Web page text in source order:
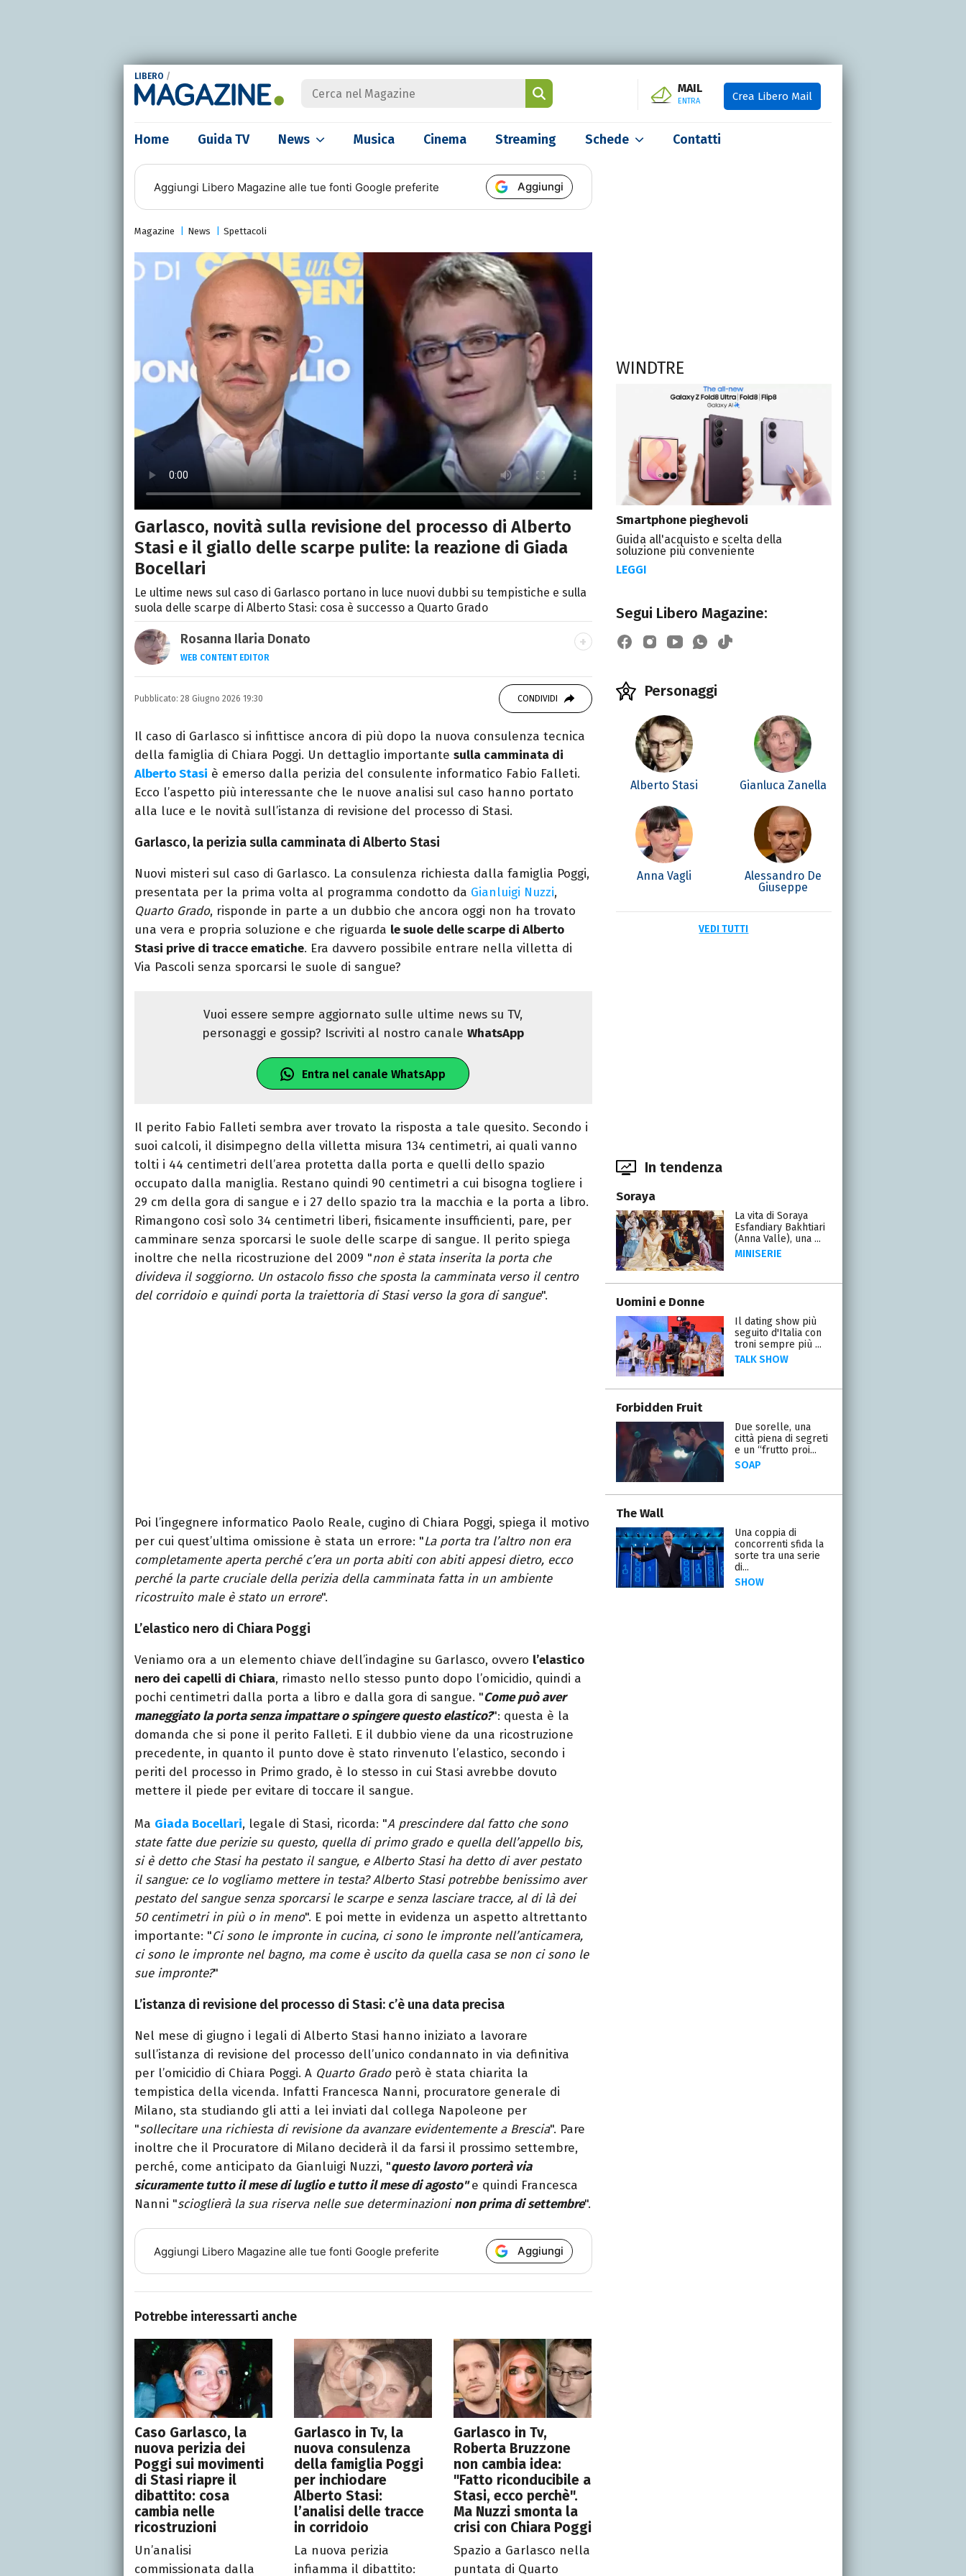
LIBERO /
MAIL
ENTRA Crea Libero Mail
Home Guida TV News Musica Cinema Streaming Schede Contatti
Aggiungi Libero Magazine alle tue fonti Google preferite Aggiungi
Magazine News Spettacoli
Garlasco, novità sulla revisione del processo di Alberto
Stasi e il giallo delle scarpe pulite: la reazione di Giada
Bocellari
Le ultime news sul caso di Garlasco portano in luce nuovi dubbi su tempistiche e sulla
suola delle scarpe di Alberto Stasi: cosa è successo a Quarto Grado
Rosanna Ilaria Donato
WEB CONTENT EDITOR
Laureata in Linguaggi dei Media, mi dedico al mondo
dell’intrattenimento da 10 anni. Ho lavorato come web content editor
Pubblicato: 28 Giugno 2026 19:30 CONDIVIDI
Il caso di Garlasco si infittisce ancora di più dopo la nuova consulenza tecnica
della famiglia di Chiara Poggi. Un dettaglio importante sulla camminata di
Alberto Stasi è emerso dalla perizia del consulente informatico Fabio Falleti.
Ecco l’aspetto più interessante che le nuove analisi sul caso hanno portato
alla luce e le novità sull’istanza di revisione del processo di Stasi.
Garlasco, la perizia sulla camminata di Alberto Stasi
Nuovi misteri sul caso di Garlasco. La consulenza richiesta dalla famiglia Poggi,
presentata per la prima volta al programma condotto da Gianluigi Nuzzi,
Quarto Grado, risponde in parte a un dubbio che ancora oggi non ha trovato
una vera e propria soluzione e che riguarda le suole delle scarpe di Alberto
Stasi prive di tracce ematiche. Era davvero possibile entrare nella villetta di
Via Pascoli senza sporcarsi le suole di sangue?
Vuoi essere sempre aggiornato sulle ultime news su TV,
personaggi e gossip? Iscriviti al nostro canaleWhatsApp
Entra nel canale WhatsApp
Il perito Fabio Falleti sembra aver trovato la risposta a tale quesito. Secondo i
suoi calcoli, il disimpegno della villetta misura 134 centimetri, ai quali vanno
tolti i 44 centimetri dell’area protetta dalla porta e quelli dello spazio
occupato dalla maniglia. Restano quindi 90 centimetri a cui bisogna togliere i
29 cm della gora di sangue e i 27 dello spazio tra la macchia e la porta a libro.
Rimangono così solo 34 centimetri liberi, fisicamente insufficienti, pare, per
camminare senza sporcarsi le suole delle scarpe di sangue. Il perito spiega
inoltre che nella ricostruzione del 2009 "non è stata inserita la porta che
divideva il soggiorno. Un ostacolo fisso che sposta la camminata verso il centro
del corridoio e quindi porta la traiettoria di Stasi verso la gora di sangue".
Poi l’ingegnere informatico Paolo Reale, cugino di Chiara Poggi, spiega il motivo
per cui quest’ultima omissione è stata un errore: "La porta tra l’altro non era
completamente aperta perché c’era un porta abiti con abiti appesi dietro, ecco
perché la parte cruciale della perizia della camminata fatta in un ambiente
ricostruito male è stato un errore".
L’elastico nero di Chiara Poggi
Veniamo ora a un elemento chiave dell’indagine su Garlasco, ovvero l’elastico
nero dei capelli di Chiara, rimasto nello stesso punto dopo l’omicidio, quindi a
pochi centimetri dalla porta a libro e dalla gora di sangue. "Come può aver
maneggiato la porta senza impattare o spingere questo elastico?": questa è la
domanda che si pone il perito Falleti. E il dubbio viene da una ricostruzione
precedente, in quanto il punto dove è stato rinvenuto l’elastico, secondo i
periti del processo in Primo grado, è lo stesso in cui Stasi avrebbe dovuto
mettere il piede per evitare di toccare il sangue.
Ma Giada Bocellari, legale di Stasi, ricorda: "A prescindere dal fatto che sono
state fatte due perizie su questo, quella di primo grado e quella dell’appello bis,
si è detto che Stasi ha pestato il sangue, e Alberto Stasi ha detto di aver pestato
il sangue: ce lo vogliamo mettere in testa? Alberto Stasi potrebbe benissimo aver
pestato del sangue senza sporcarsi le scarpe e senza lasciare tracce, al di là dei
50 centimetri in più o in meno". E poi mette in evidenza un aspetto altrettanto
importante: "Ci sono le impronte in cucina, ci sono le impronte nell’anticamera,
ci sono le impronte nel bagno, ma come è uscito da quella casa se non ci sono le
sue impronte?"
L’istanza di revisione del processo di Stasi: c’è una data precisa
Nel mese di giugno i legali di Alberto Stasi hanno iniziato a lavorare
sull’istanza di revisione del processo dell’unico condannato in via definitiva
per l’omicidio di Chiara Poggi. A Quarto Gradoperò è stata chiarita la
tempistica della vicenda. Infatti Francesca Nanni, procuratore generale di
Milano, sta studiando gli atti a lei inviati dal collega Napoleone per
"sollecitare una richiesta di revisione da avanzare evidentemente a Brescia". Pare
inoltre che il Procuratore di Milano deciderà il da farsi il prossimo settembre,
perché, come anticipato da Gianluigi Nuzzi, "questo lavoro porterà via
sicuramente tutto il mese di luglio e tutto il mese di agosto"e quindi Francesca
Nanni "scioglierà la sua riserva nelle sue determinazioninon prima di settembre".
Aggiungi Libero Magazine alle tue fonti Google preferite Aggiungi
Potrebbe interessarti anche
Caso Garlasco, la
nuova perizia dei
Poggi sui movimenti
di Stasi riapre il
dibattito: cosa
cambia nelle
ricostruzioni
Un’analisi
commissionata dalla
Garlasco in Tv, la
nuova consulenza
della famiglia Poggi
per inchiodare
Alberto Stasi:
l’analisi delle tracce
in corridoio
La nuova perizia
infiamma il dibattito:
Garlasco in Tv,
Roberta Bruzzone
non cambia idea:
"Fatto riconducibile a
Stasi, ecco perchè".
Ma Nuzzi smonta la
crisi con Chiara Poggi
Spazio a Garlasco nella
puntata di Quarto
WINDTRE
Smartphone pieghevoli
Guida all'acquisto e scelta della
soluzione più conveniente
LEGGI
Segui Libero Magazine:
Personaggi
Alberto Stasi Gianluca Zanella
Anna Vagli
Alessandro De
Giuseppe
VEDI TUTTI
In tendenza
Soraya
La vita di Soraya
Esfandiary Bakhtiari
(Anna Valle), una ...
MINISERIE
Uomini e Donne
Il dating show più
seguito d'Italia con
troni sempre più ...
TALK SHOW
Forbidden Fruit
Due sorelle, una
città piena di segreti
e un “frutto proi...
SOAP
The Wall
Una coppia di
concorrenti sfida la
sorte tra una serie
di...
SHOW